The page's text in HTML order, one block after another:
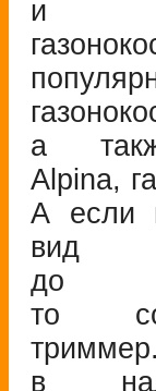
и
а
Alpina,
А если
вид
до
то
в